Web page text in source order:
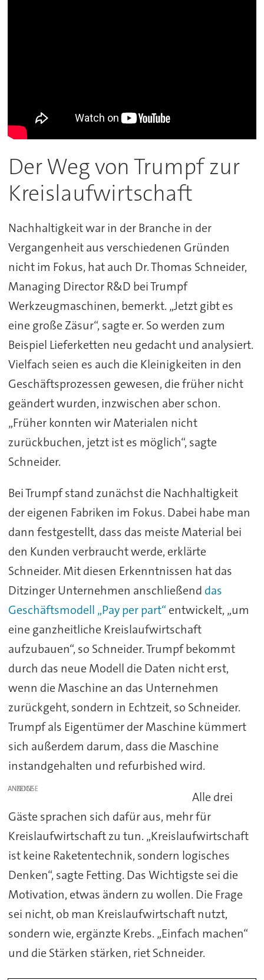
Der Weg von Trumpf zur
Kreislaufwirtschaft
Nachhaltigkeit war in der Branche in der
Vergangenheit aus verschiedenen Gründen
nicht im Fokus, hat auch Dr. Thomas Schneider,
Managing Director R&D bei Trumpf
Werkzeugmaschinen, bemerkt. „Jetzt gibt es
eine große Zäsur“, sagte er. So werden zum
Beispiel Lieferketten neu gedacht und analysiert.
Vielfach seien es auch die Kleinigkeiten in den
Geschäftsprozessen gewesen, die früher nicht
geändert wurden, inzwischen aber schon.
„Früher konnten wir Materialen nicht
zurückbuchen, jetzt ist es möglich“, sagte
Schneider.
Bei Trumpf stand zunächst die Nachhaltigkeit
der eigenen Fabriken im Fokus. Dabei habe man
dann festgestellt, dass das meiste Material bei
den Kunden verbraucht werde, erklärte
Schneider. Mit diesen Erkenntnissen hat das
Ditzinger Unternehmen anschließend das
Geschäftsmodell „Pay per part“entwickelt, „um
eine ganzheitliche Kreislaufwirtschaft
aufzubauen“, so Schneider. Trumpf bekommt
durch das neue Modell die Daten nicht erst,
wenn die Maschine an das Unternehmen
zurückgeht, sondern in Echtzeit, so Schneider.
Trumpf als Eigentümer der Maschine kümmert
sich außerdem darum, dass die Maschine
instandgehalten und refurbished wird.
ANZEIGE
Alle drei
Gäste sprachen sich dafür aus, mehr für
Kreislaufwirtschaft zu tun. „Kreislaufwirtschaft
ist keine Raketentechnik, sondern logisches
Denken“, sagte Fetting. Das Wichtigste sei die
Motivation, etwas ändern zu wollen. Die Frage
sei nicht, ob man Kreislaufwirtschaft nutzt,
sondern wie, ergänzte Krebs. „Einfach machen“
und die Stärken stärken, riet Schneider.